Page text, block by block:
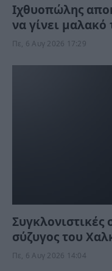
Ιχθυοπώλης
να γίνει μαλακό
είναι μετά το
Πε, 6 Αυγ 2026 17:29
Συγκλονιστικές
σύζυγος του
Πε, 6 Αυγ 2026 14:04